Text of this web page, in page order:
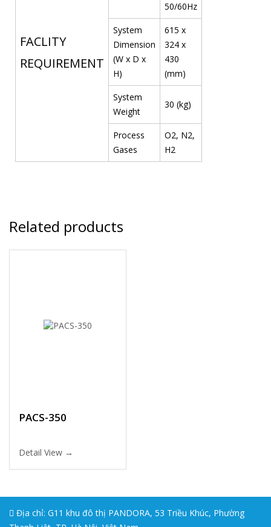
FACLITY
REQUIREMENT
50/60Hz
System
Dimension
(W x D x
H)
615 x
324 x
430
(mm)
System
Weight
30 (kg)
Process
Gases
O2, N2,
H2
Related products
PACS-350
Detail View →
Địa chỉ: G11 khu đô thị PANDORA, 53 Triều Khúc, Phường